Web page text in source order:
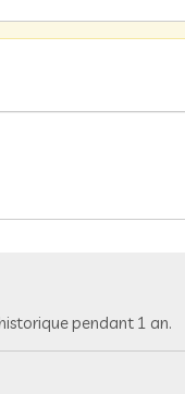
pendant 1 an.